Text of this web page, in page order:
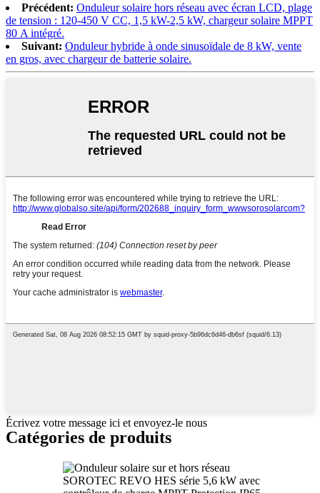
Précédent: Onduleur solaire hors réseau avec écran LCD, plage
de tension : 120-450 V CC, 1,5 kW-2,5 kW, chargeur solaire MPPT
80 A intégré.
Suivant: Onduleur hybride à onde sinusoïdale de 8 kW, vente
en gros, avec chargeur de batterie solaire.
Écrivez votre message ici et envoyez-le nous
Catégories de produits